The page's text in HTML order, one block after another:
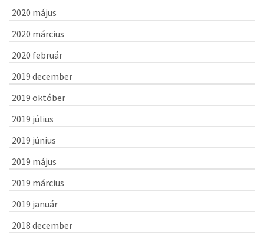
2020 május
2020 március
2020 február
2019 december
2019 október
2019 július
2019 június
2019 május
2019 március
2019 január
2018 december